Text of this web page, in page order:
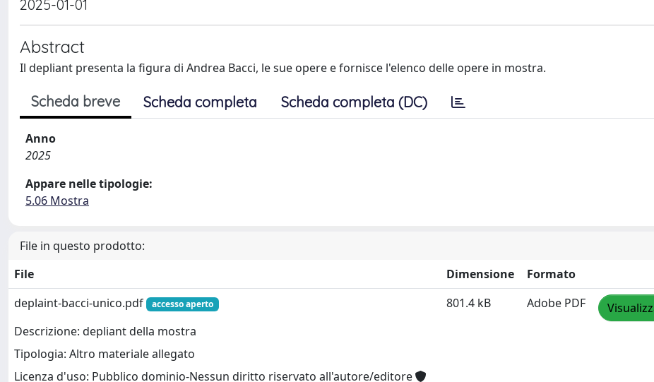
2025-01-01
Abstract
Il depliant presenta la figura di Andrea Bacci, le sue opere e fornisce l'elenco delle opere in mostra.
Scheda breve Scheda completa Scheda completa (DC)
Anno
2025
Appare nelle tipologie:
5.06 Mostra
File in questo prodotto:
File
Dimensione
Formato
deplaint-bacci-unico.pdf
accesso aperto
Descrizione: depliant della mostra
Tipologia: Altro materiale allegato
Licenza d'uso: Pubblico dominio-Nessun diritto riservato all'autore/editore
801.4 kB Adobe PDF